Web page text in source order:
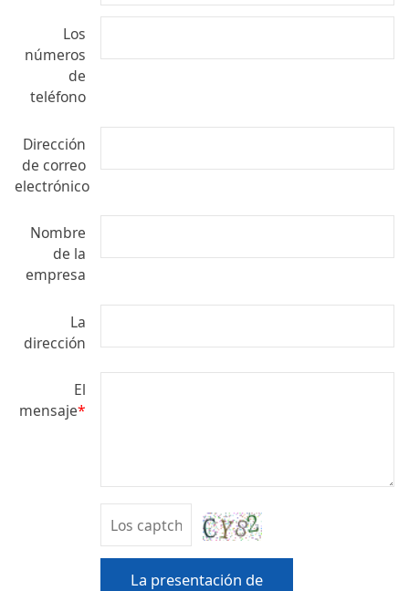
Los
números
de
teléfono
Dirección
de correo
electrónico
Nombre
de la
empresa
La
dirección
El
mensaje*
La presentación de